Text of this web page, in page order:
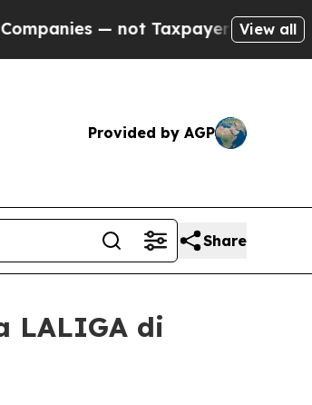
— not Taxpayers — the Chance to
View all
Provided by AGP
Share
LALIGA di